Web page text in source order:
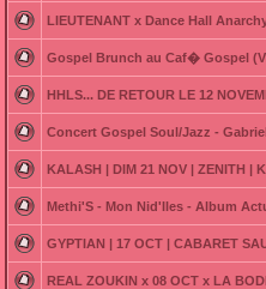
LIEUTENANT x Dance Hall
Gospel Brunch au Caf� Gospel
HHLS... DE RETOUR LE 12
Concert Gospel Soul/Jazz -
KALASH | DIM 21 NOV | ZENITH |
Methi'S - Mon Nid'Iles - Album
GYPTIAN | 17 OCT | CABARET
REAL ZOUKIN x 08 OCT x LA